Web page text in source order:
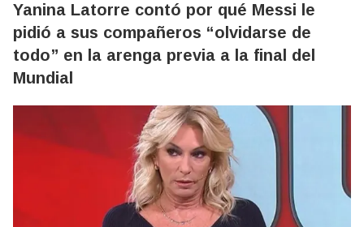
Yanina Latorre contó por qué Messi le
pidió a sus compañeros “olvidarse de
todo” en la arenga previa a la final del
Mundial